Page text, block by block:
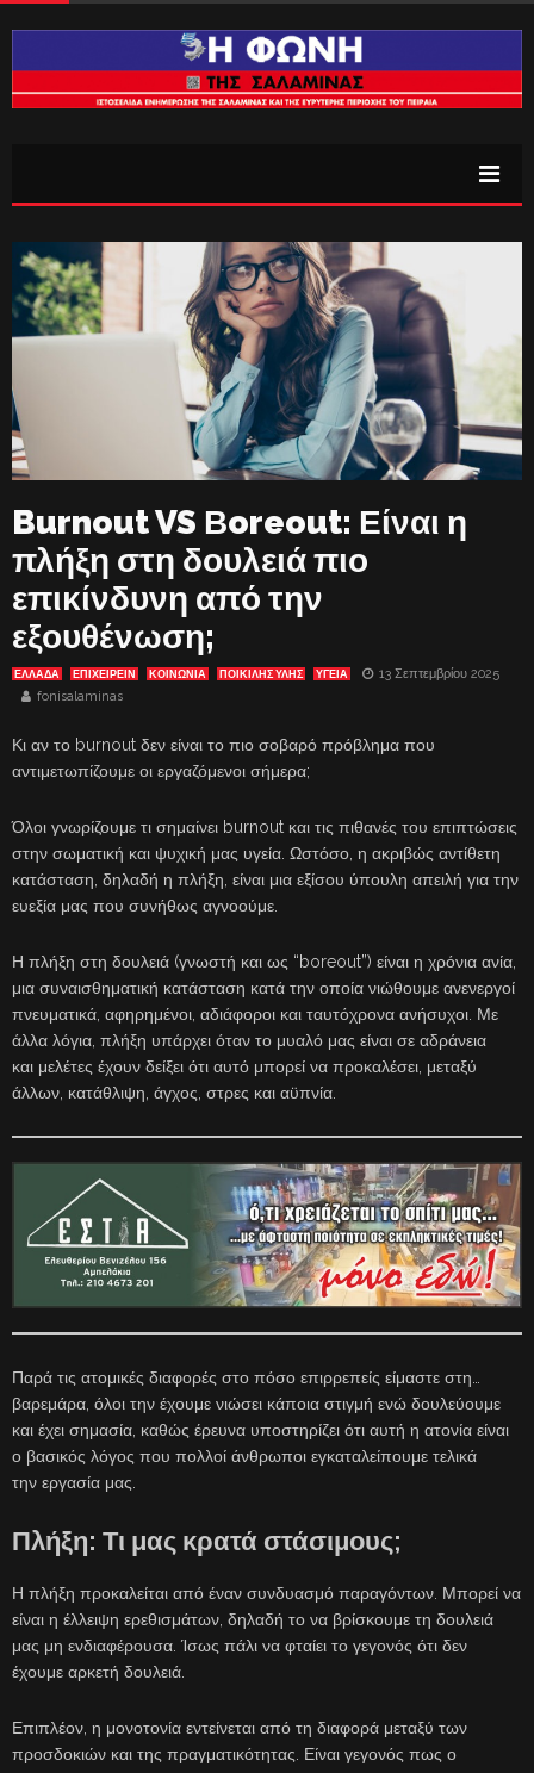
Burnout VS Βoreout: Είναι η
πλήξη στη δουλειά πιο
επικίνδυνη από την
εξουθένωση;
ΕΛΛΑΔΑ ΕΠΙΧΕΙΡΕΙΝ ΚΟΙΝΩΝΙΑ ΠΟΙΚΙΛΗΣ ΥΛΗΣ ΥΓΕΙΑ
13 Σεπτεμβρίου 2025
fonisalaminas
Κι αν το burnout δεν είναι το πιο σοβαρό πρόβλημα που
αντιμετωπίζουμε οι εργαζόμενοι σήμερα;
Όλοι γνωρίζουμε τι σημαίνει burnout και τις πιθανές του επιπτώσεις
στην σωματική και ψυχική μας υγεία. Ωστόσο, η ακριβώς αντίθετη
κατάσταση, δηλαδή η πλήξη, είναι μια εξίσου ύπουλη απειλή για την
ευεξία μας που συνήθως αγνοούμε.
Η πλήξη στη δουλειά (γνωστή και ως “boreout”) είναι η χρόνια ανία,
μια συναισθηματική κατάσταση κατά την οποία νιώθουμε ανενεργοί
πνευματικά, αφηρημένοι, αδιάφοροι και ταυτόχρονα ανήσυχοι. Με
άλλα λόγια, πλήξη υπάρχει όταν το μυαλό μας είναι σε αδράνεια
και μελέτες έχουν δείξει ότι αυτό μπορεί να προκαλέσει, μεταξύ
άλλων, κατάθλιψη, άγχος, στρες και αϋπνία.
Παρά τις ατομικές διαφορές στο πόσο επιρρεπείς είμαστε στη…
βαρεμάρα, όλοι την έχουμε νιώσει κάποια στιγμή ενώ δουλεύουμε
και έχει σημασία, καθώς έρευνα υποστηρίζει ότι αυτή η ατονία είναι
ο βασικός λόγος που πολλοί άνθρωποι εγκαταλείπουμε τελικά
την εργασία μας.
Πλήξη: Τι μας κρατά στάσιμους;
Η πλήξη προκαλείται από έναν συνδυασμό παραγόντων. Μπορεί να
είναι η έλλειψη ερεθισμάτων, δηλαδή το να βρίσκουμε τη δουλειά
μας μη ενδιαφέρουσα. Ίσως πάλι να φταίει το γεγονός ότι δεν
έχουμε αρκετή δουλειά.
Επιπλέον, η μονοτονία εντείνεται από τη διαφορά μεταξύ των
προσδοκιών και της πραγματικότητας. Είναι γεγονός πως ο